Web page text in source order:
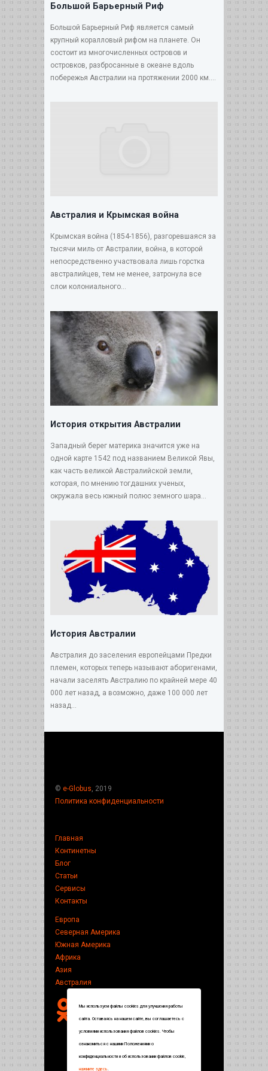
Большой Барьерный Риф
Большой Барьерный Риф является самый
крупный коралловый рифом на планете. Он
состоит из многочисленных островов и
островков, разбросанные в океане вдоль
побережья Австралии на протяжении 2000 км....
Австралия и Крымская война
Крымская война (1854-1856), разгоревшаяся за
тысячи миль от Австралии, война, в которой
непосредственно участвовала лишь горстка
австралийцев, тем не менее, затронула все
слои колониального...
История открытия Австралии
Западный берег материка значится уже на
одной карте 1542 под названием Великой Явы,
как часть великой Австралийской земли,
которая, по мнению тогдашних ученых,
окружала весь южный полюс земного шара...
История Австралии
Австралия до заселения европейцами Предки
племен, которых теперь называют аборигенами,
начали заселять Австралию по крайней мере 40
000 лет назад, а возможно, даже 100 000 лет
назад...
© e-Globus , 2019
Политика конфиденциальности
Главная
Континетны
Блог
Статьи
Сервисы
Контакты
Европа
Северная Америка
Южная Америка
Африка
Азия
Австралия
Мы используем файлы cookies для улучшения работы
сайта. Оставаясь на нашем сайте, вы соглашаетесь с
условиями использования файлов cookies. Чтобы
ознакомиться с нашими Положениями о
конфиденциальности и об использовании файлов cookie,
нажмите здесь.